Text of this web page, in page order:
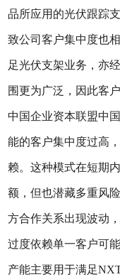
品所应用的光伏跟踪
致公司客户集中度也
足光伏支架业务，亦
围更为广泛，因此客
中国企业资本联盟中
能的客户集中度过高
赖。这种模式在短期
额，但也潜藏多重风
方合作关系出现波动
过度依赖单一客户可
产能主要用于满足